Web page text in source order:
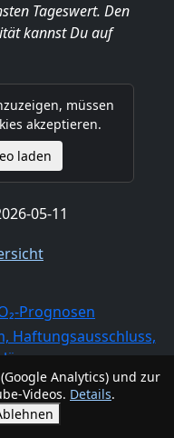
Tageswert. Den
kannst Du auf
müssen
akzeptieren.
laden
Prognosen
Haftungsausschluss,
Analytics) und zur
Videos. Details.